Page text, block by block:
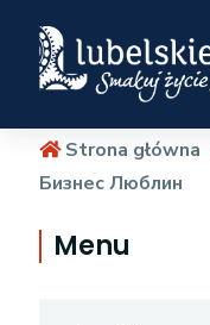
Strona główna
Бизнес Люблин
Menu